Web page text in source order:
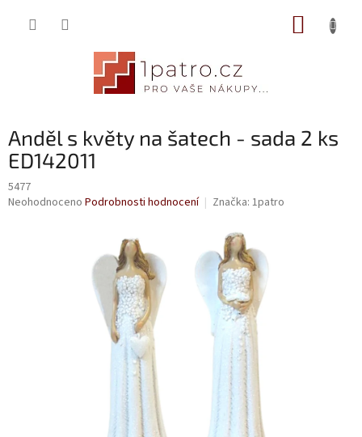
Anděl s květy na šatech - sada 2 ks
ED142011
5477
Průměrné
Neohodnoceno Podrobnosti hodnocení Značka: 1patro